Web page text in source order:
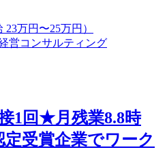
万円〜25万円）
営コンサルティング
1回★月残業8.8時
受賞企業でワーク